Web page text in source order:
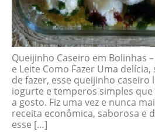
Queijinho Caseiro em Bolinhas
e Leite Como Fazer Uma
de fazer, esse queijinho caseiro
iogurte e temperos simples
a gosto. Fiz uma vez e nunca
receita econômica, saborosa e
esse […]